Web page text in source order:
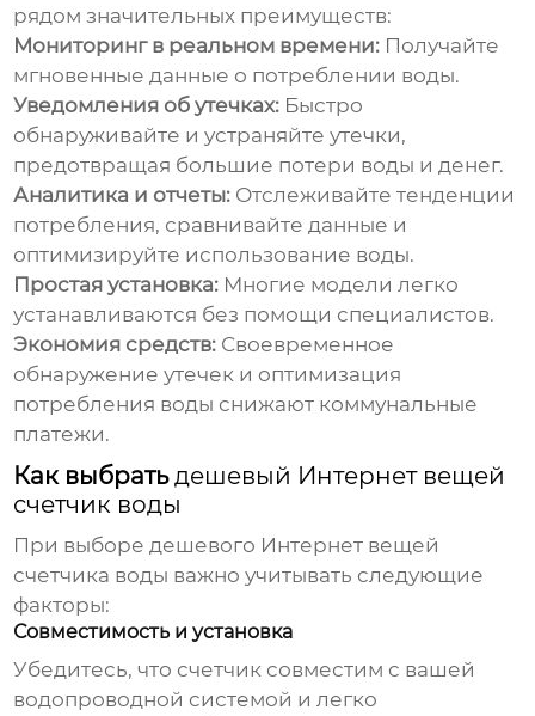
рядом значительных преимуществ:
Мониторинг в реальном времени: Получайте
мгновенные данные о потреблении воды.
Уведомления об утечках: Быстро
обнаруживайте и устраняйте утечки,
предотвращая большие потери воды и денег.
Аналитика и отчеты: Отслеживайте тенденции
потребления, сравнивайте данные и
оптимизируйте использование воды.
Простая установка: Многие модели легко
устанавливаются без помощи специалистов.
Экономия средств: Своевременное
обнаружение утечек и оптимизация
потребления воды снижают коммунальные
платежи.
Как выбратьдешевый Интернет вещей
счетчик воды
При выборедешевого Интернет вещей
счетчика воды важно учитывать следующие
факторы:
Совместимость и установка
Убедитесь, что счетчик совместим с вашей
водопроводной системой и легко